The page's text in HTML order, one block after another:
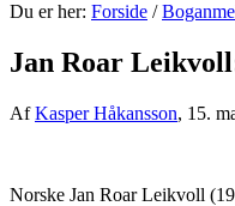
Du er her: Forside /
Jan Roar
AfKasper Håkansson, 15.
Norske Jan Roar Leikvoll